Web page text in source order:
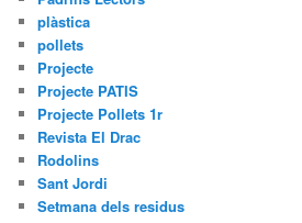
plàstica
pollets
Projecte
Projecte PATIS
Projecte Pollets 1r
Revista El Drac
Rodolins
Sant Jordi
Setmana dels residus